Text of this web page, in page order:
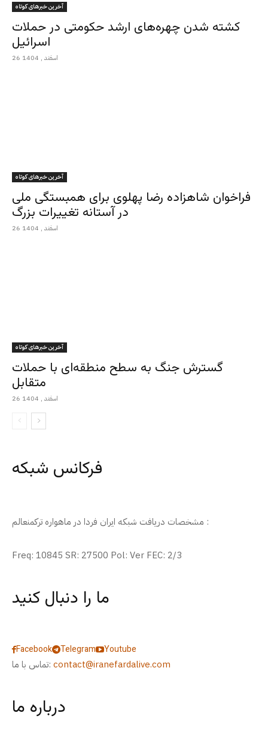
آخرین خبرهای کوتاه
کشته شدن چهره‌های ارشد حکومتی در حملات
اسرائیل
26 اسفند , 1404
آخرین خبرهای کوتاه
فراخوان شاهزاده رضا پهلوی برای همبستگی ملی
در آستانه تغییرات بزرگ
26 اسفند , 1404
آخرین خبرهای کوتاه
گسترش جنگ به سطح منطقه‌ای با حملات
متقابل
26 اسفند , 1404
فرکانس شبکه
مشخصات دریافت شبکه ایران فردا در ماهواره ترکمنعالم :
Freq: 10845 SR: 27500 Pol: Ver FEC: 2/3
ما را دنبال کنید
Facebook Telegram
Youtube
تماس با ما: contact@iranefardalive.com
درباره ما